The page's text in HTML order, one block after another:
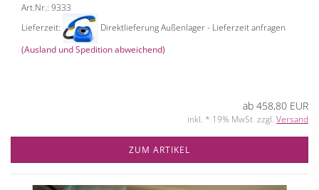
Art.Nr.: 9333
Lieferzeit:
Direktlieferung Außenlager - Lieferzeit anfragen
(Ausland und Spedition abweichend)
ab 458,80 EUR
inkl. * 19% MwSt. zzgl. Versand
ZUM ARTIKEL